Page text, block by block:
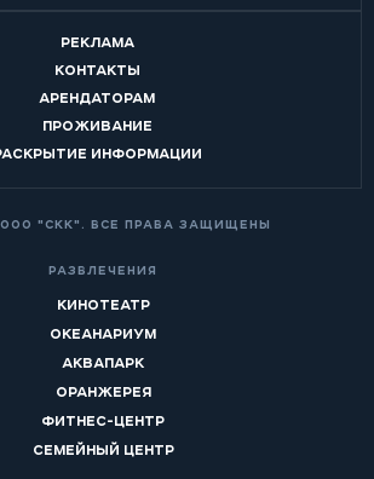
РЕКЛАМА
КОНТАКТЫ
АРЕНДАТОРАМ
ПРОЖИВАНИЕ
ИНФОРМАЦИИ
"СКК". ВСЕ ПРАВА ЗАЩИЩЕНЫ
РАЗВЛЕЧЕНИЯ
КИНОТЕАТР
ОКЕАНАРИУМ
АКВАПАРК
ОРАНЖЕРЕЯ
ФИТНЕС-ЦЕНТР
СЕМЕЙНЫЙ ЦЕНТР